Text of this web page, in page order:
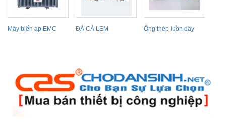
Máy biến áp EMC ĐÁ CÀ LEM
Ống thép luồn dây